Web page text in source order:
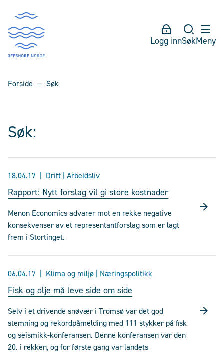
Logg innSøkMeny
Forside Søk
Søk:
18.04.17 Drift | Arbeidsliv
Rapport: Nytt forslag vil gi store kostnader
Menon Economics advarer mot en rekke negative
konsekvenser av et representantforslag som er lagt
frem i Stortinget.
06.04.17 Klima og miljø | Næringspolitikk
Fisk og olje må leve side om side
Selv i et drivende snøvær i Tromsø var det god
stemning og rekordpåmelding med 111 stykker på fisk
og seismikk-konferansen. Denne konferansen var den
20. i rekken, og for første gang var landets